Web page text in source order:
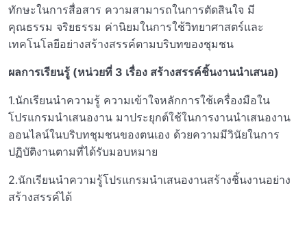
ทักษะในการสื่อสาร ความสามารถในการตัดสินใจ มี
คุณธรรม จริยธรรม ค่านิยมในการใช้วิทยาศาสตร์และ
เทคโนโลยีอย่างสร้างสรรค์ตามบริบทของชุมชน
ผลการเรียนรู้ (หน่วยที่ 3 เรื่อง สร้างสรรค์ชิ้นงานนำเสนอ)
1.นักเรียนนำความรู้ ความเข้าใจหลักการใช้เครื่องมือใน
โปรแกรมนำเสนองาน มาประยุกต์ใช้ในการงานนำเสนองาน
ออนไลน์ในบริบทชุมชนของตนเอง ด้วยความมีวินัยในการ
ปฏิบัติงานตามที่ได้รับมอบหมาย
2.นักเรียนนำความรู้โปรแกรมนำเสนองานสร้างชิ้นงานอย่าง
สร้างสรรค์ได้